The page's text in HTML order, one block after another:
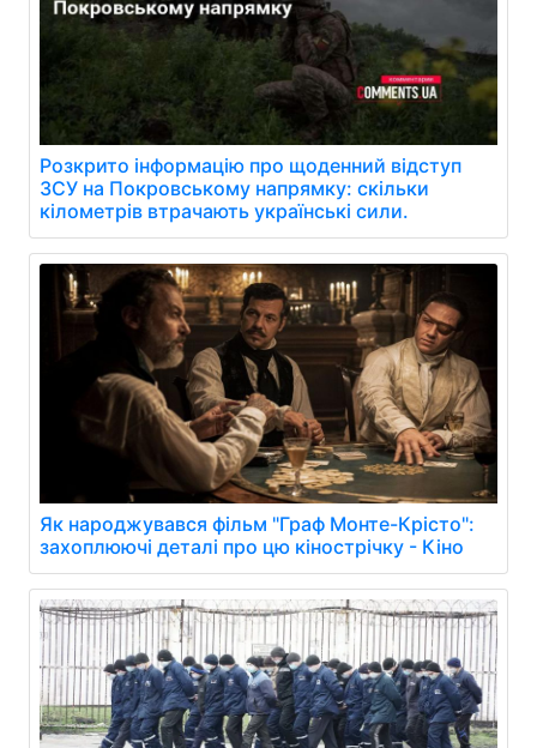
Розкрито інформацію про щоденний відступ
ЗСУ на Покровському напрямку: скільки
кілометрів втрачають українські сили.
Як народжувався фільм "Граф Монте-Крісто":
захоплюючі деталі про цю кінострічку - Кіно